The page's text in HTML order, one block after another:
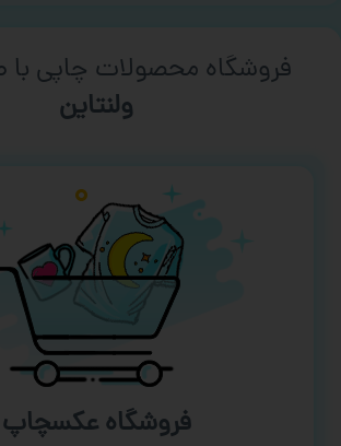
فروشگاه محصولات چاپی با
ورزشی
فروشگاه عکسچاپ